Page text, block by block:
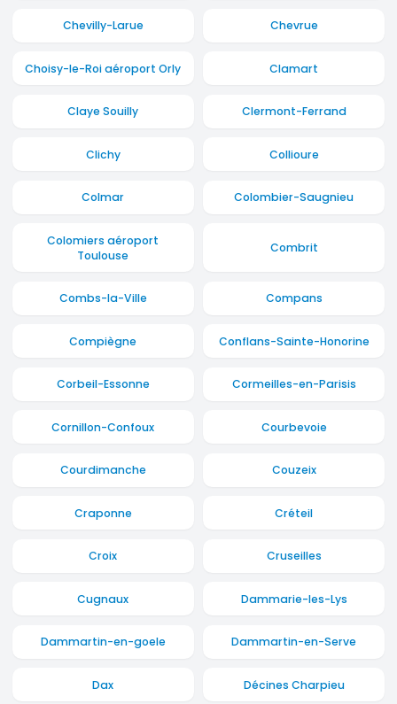
Chevilly-Larue Chevrue
Choisy-le-Roi aéroport Orly Clamart
Claye Souilly Clermont-Ferrand
Clichy Collioure
Colmar Colombier-Saugnieu
Colomiers aéroport
Toulouse
Combrit
Combs-la-Ville Compans
Compiègne Conflans-Sainte-Honorine
Corbeil-Essonne Cormeilles-en-Parisis
Cornillon-Confoux Courbevoie
Courdimanche Couzeix
Craponne Créteil
Croix Cruseilles
Cugnaux Dammarie-les-Lys
Dammartin-en-goele Dammartin-en-Serve
Dax Décines Charpieu